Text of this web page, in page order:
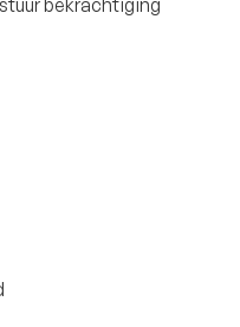
bekrachtiging